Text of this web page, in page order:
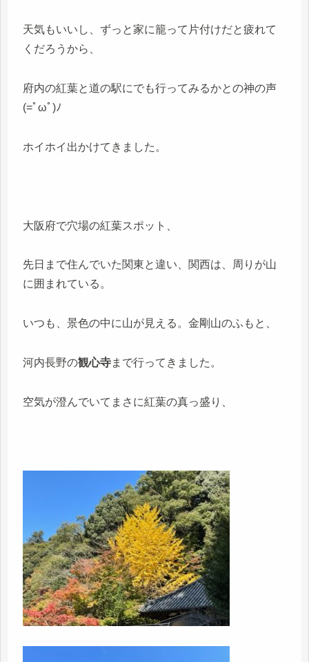
天気もいいし、ずっと家に籠って片付けだと疲れて
くだろうから、
府内の紅葉と道の駅にでも行ってみるかとの神の声
(=ﾟωﾟ)ﾉ
ホイホイ出かけてきました。
大阪府で穴場の紅葉スポット、
先日まで住んでいた関東と違い、関西は、周りが山
に囲まれている。
いつも、景色の中に山が見える。金剛山のふもと、
河内長野の観心寺まで行ってきました。
空気が澄んでいてまさに紅葉の真っ盛り、